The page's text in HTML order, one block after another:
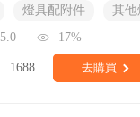
燈具配附件
其他
5.0 17%
1688 去購買